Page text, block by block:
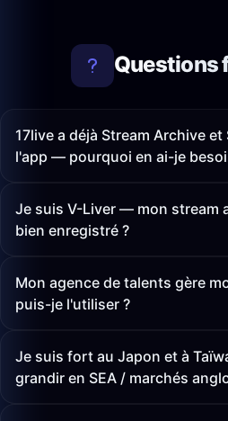
Questions
17live a déjà Stream Archive
l'app — pourquoi en ai-je
Je suis V-Liver — mon stream
bien enregistré ?
Mon agence de talents gère
puis-je l'utiliser ?
Je suis fort au Japon et à
grandir en SEA / marchés